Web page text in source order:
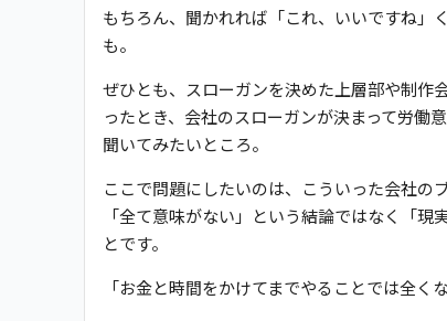
もちろん、聞かれれば「これ、いいですね」
も。
ぜひとも、スローガンを決めた上層部や制作
ったとき、会社のスローガンが決まって労働
聞いてみたいところ。
ここで問題にしたいのは、こういった会社の
「全て意味がない」という結論ではなく「現
とです。
「お金と時間をかけてまでやることでは全くな